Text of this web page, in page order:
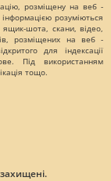
розміщену на веб -
розуміються
ящик-шота, скани, відео,
розміщених на веб -
для індексації
Під використанням
тощо.